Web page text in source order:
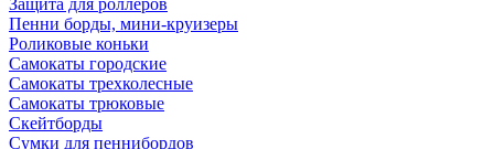
Защита для роллеров
Пенни борды, мини-круизеры
Роликовые коньки
Самокаты городские
Самокаты трехколесные
Самокаты трюковые
Скейтборды
Сумки для пеннибордов